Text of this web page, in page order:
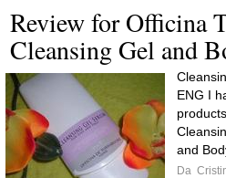
Review for Officina
Cleansing Gel and
ENG I
and
Da